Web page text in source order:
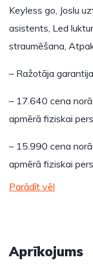
Keyless go, Joslu
asistents, Led
straumēšana,
– Ražotāja
– 17.640 cena
apmērā fiziskai
– 15.990 cena
apmērā fiziskai
Parādīt vēl
Aprīkojums